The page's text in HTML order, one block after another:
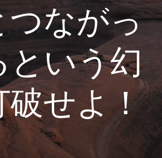
つながっ
という幻
破せよ！